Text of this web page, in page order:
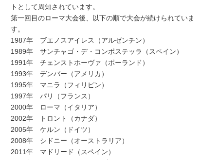
トとして周知されています。
第一回目のローマ大会後、以下の順で大会が続けられていま
す。
1987年 ブエノスアイレス（アルゼンチン）
1989年 サンチャゴ・デ・コンポステッラ（スペイン）
1991年 チェンストホーヴァ（ポーランド）
1993年 デンバー（アメリカ）
1995年 マニラ（フィリピン）
1997年 パリ（フランス）
2000年 ローマ（イタリア）
2002年 トロント（カナダ）
2005年 ケルン（ドイツ）
2008年 シドニー（オーストラリア）
2011年 マドリード（スペイン）